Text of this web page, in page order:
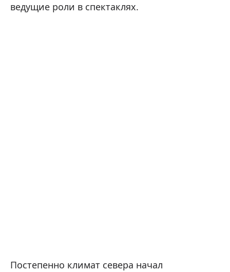
ведущие роли в спектаклях.
Постепенно климат севера начал